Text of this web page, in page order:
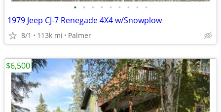
• • • • • • • • •
1979 Jeep CJ-7 Renegade 4X4 w/Snowplow
8/1 113k mi Palmer
$6,500